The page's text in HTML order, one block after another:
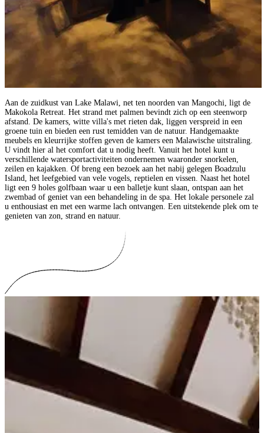
Aan de zuidkust van Lake Malawi, net ten noorden van Mangochi, ligt de
Makokola Retreat. Het strand met palmen bevindt zich op een steenworp
afstand. De kamers, witte villa's met rieten dak, liggen verspreid in een
groene tuin en bieden een rust temidden van de natuur. Handgemaakte
meubels en kleurrijke stoffen geven de kamers een Malawische uitstraling.
U vindt hier al het comfort dat u nodig heeft. Vanuit het hotel kunt u
verschillende watersportactiviteiten ondernemen waaronder snorkelen,
zeilen en kajakken. Of breng een bezoek aan het nabij gelegen Boadzulu
Island, het leefgebied van vele vogels, reptielen en vissen. Naast het hotel
ligt een 9 holes golfbaan waar u een balletje kunt slaan, ontspan aan het
zwembad of geniet van een behandeling in de spa. Het lokale personele zal
u enthousiast en met een warme lach ontvangen. Een uitstekende plek om te
genieten van zon, strand en natuur.